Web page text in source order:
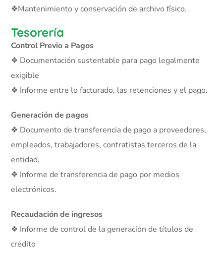
❖Mantenimiento y conservación de archivo físico.
Tesorería
Control Previo a Pagos
❖ Documentación sustentable para pago legalmente
exigible
❖ Informe entre lo facturado, las retenciones y el pago.
Generación de pagos
❖ Documento de transferencia de pago a proveedores,
empleados, trabajadores, contratistas terceros de la
entidad,
❖ Informe de transferencia de pago por medios
electrónicos.
Recaudación de ingresos
❖ Informe de control de la generación de títulos de
crédito